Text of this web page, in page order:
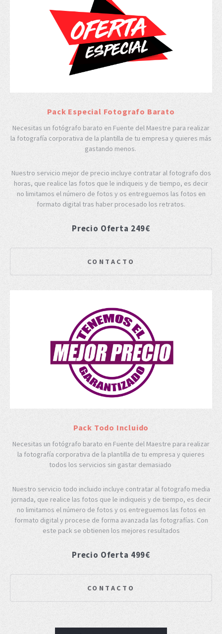
Pack Especial Fotografo Barato
Necesitas un fotógrafo barato en Fuente del Maestre para realizar
la fotografía corporativa de la plantilla de tu empresa y quieres más
gastando menos.
Nuestro servicio mejor de precio incluye contratar al fotografo dos
horas, que realice las fotos que le indiqueis y de tiempo, es decir
no limitamos el número de fotos y os entreguemos las fotos en
formato digital tras haber procesado los retratos.
Precio Oferta 249€
CONTACTO
Pack Todo Incluido
Necesitas un fotógrafo barato en Fuente del Maestre para realizar
la fotografía corporativa de la plantilla de tu empresa y quieres
todos los servicios sin gastar demasiado
Nuestro servicio todo incluido incluye contratar al fotografo media
jornada, que realice las fotos que le indiqueis y de tiempo, es decir
no limitamos el número de fotos y os entreguemos las fotos en
formato digital y procese de forma avanzada las fotografías. Con
este pack se obtienen los mejores resultados
Precio Oferta 499€
CONTACTO